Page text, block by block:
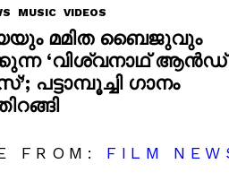
MUSIC VIDEOS
മമിത ബൈജുവും
‘വിശ്വനാഥ് ആൻഡ്
പട്ടാമ്പൂച്ചി ഗാനം
FROM: FILM